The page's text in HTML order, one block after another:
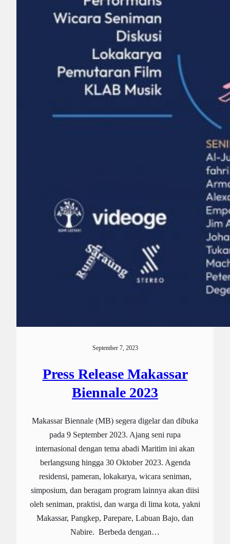
September 7, 2023
Press Release Makassar
Biennale 2023
Makassar Biennale (MB) segera digelar dan dibuka
pada 9 September 2023. Ajang seni rupa
internasional dengan tema abadi Maritim ini akan
berlangsung hingga 30 Oktober 2023. Agenda
residensi, pameran, lokakarya, wicara seniman,
simposium, dan beragam program lainnya akan diisi
oleh seniman, praktisi, dan warga di lima kota, yakni
Makassar, Pangkep, Parepare, Labuan Bajo, dan
Nabire. Berbeda dengan…